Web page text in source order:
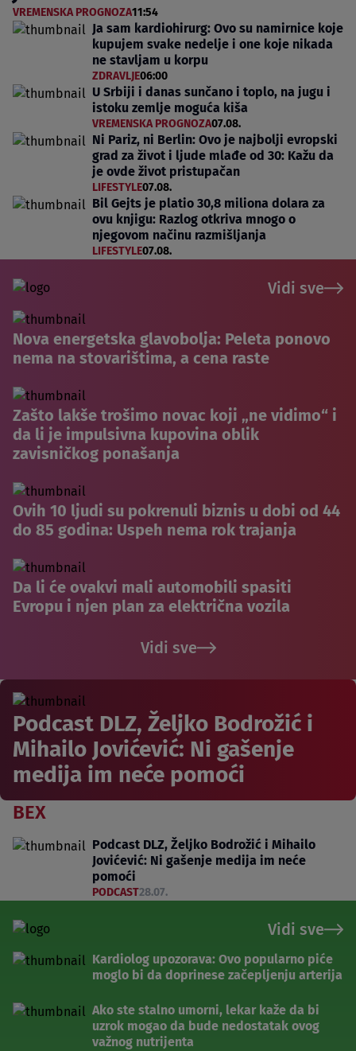
VREMENSKA PROGNOZA11:54
Ja sam kardiohirurg: Ovo su namirnice koje
kupujem svake nedelje i one koje nikada
ne stavljam u korpu
ZDRAVLJE06:00
U Srbiji i danas sunčano i toplo, na jugu i
istoku zemlje moguća kiša
VREMENSKA PROGNOZA07.08.
Ni Pariz, ni Berlin: Ovo je najbolji evropski
grad za život i ljude mlađe od 30: Kažu da
je ovde život pristupačan
LIFESTYLE07.08.
Bil Gejts je platio 30,8 miliona dolara za
ovu knjigu: Razlog otkriva mnogo o
njegovom načinu razmišljanja
LIFESTYLE07.08.
Vidi sve
Nova energetska glavobolja: Peleta ponovo
nema na stovarištima, a cena raste
Zašto lakše trošimo novac koji „ne vidimo“ i
da li je impulsivna kupovina oblik
zavisničkog ponašanja
Ovih 10 ljudi su pokrenuli biznis u dobi od 44
do 85 godina: Uspeh nema rok trajanja
Da li će ovakvi mali automobili spasiti
Evropu i njen plan za električna vozila
Vidi sve
Podcast DLZ, Željko Bodrožić i
Mihailo Jovićević: Ni gašenje
medija im neće pomoći
BEX
Podcast DLZ, Željko Bodrožić i Mihailo
Jovićević: Ni gašenje medija im neće
pomoći
PODCAST28.07.
Vidi sve
Kardiolog upozorava: Ovo popularno piće
moglo bi da doprinese začepljenju arterija
Ako ste stalno umorni, lekar kaže da bi
uzrok mogao da bude nedostatak ovog
važnog nutrijenta